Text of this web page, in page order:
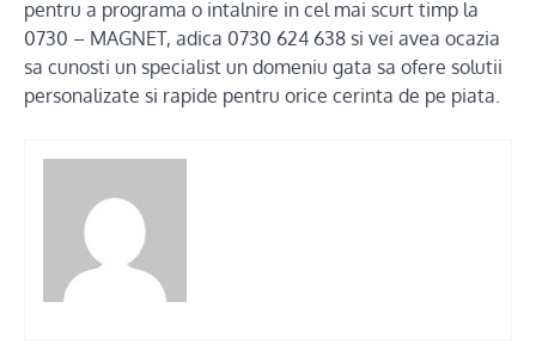
pentru a programa o intalnire in cel mai scurt timp la
0730 – MAGNET, adica 0730 624 638 si vei avea ocazia
sa cunosti un specialist un domeniu gata sa ofere solutii
personalizate si rapide pentru orice cerinta de pe piata.